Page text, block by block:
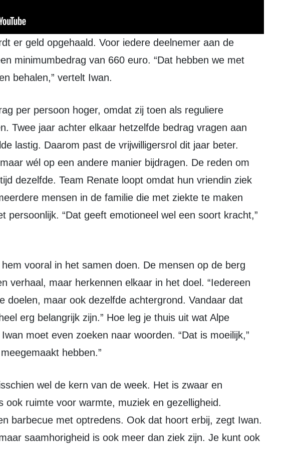
minimumbedrag van 660 euro. “Dat hebben we met
behalen,” vertelt Iwan.
Twee jaar achter elkaar hetzelfde bedrag vragen aan
lastig. Daarom past de vrijwilligersrol dit jaar beter.
wél op een andere manier bijdragen. De reden om
dezelfde. Team Renate loopt omdat hun vriendin ziek
mensen in de familie die met ziekte te maken
persoonlijk. “Dat geeft emotioneel wel een soort kracht,”
verhaal, maar herkennen elkaar in het doel. “Iedereen
doelen, maar ook dezelfde achtergrond. Vandaar dat
erg belangrijk zijn.” Hoe leg je thuis uit wat Alpe
moet even zoeken naar woorden. “Dat is moeilijk,”
hebben.”
ook ruimte voor warmte, muziek en gezelligheid.
barbecue met optredens. Ook dat hoort erbij, zegt Iwan.
saamhorigheid is ook meer dan ziek zijn. Je kunt ook